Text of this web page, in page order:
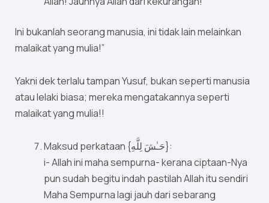
Ini bukanlah seorang manusia, ini tidak lain melainkan
malaikat yang mulia!”
Yakni dek terlalu tampan Yusuf, bukan seperti manusia
atau lelaki biasa; mereka mengatakannya seperti
malaikat yang mulia!!
Maksud perkataan {حَـٰشَ لِلَّهِ}:
i- Allah ini maha sempurna- kerana ciptaan-Nya
pun sudah begitu indah pastilah Allah itu sendiri
Maha Sempurna lagi jauh dari sebarang